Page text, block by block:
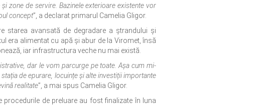
zone de servire. Bazinele exterioare existente vor
concept”, a declarat primarul Camelia Gligor.
starea avansată de degradare a ștrandului și
era alimentat cu apă și abur de la Viromet, însă
iar infrastructura veche nu mai există.
dar le vom parcurge pe toate. Așa cum mi-
de epurare, locuințe și alte investiții importante
realitate”, a mai spus Camelia Gligor.
de preluare au fost finalizate în luna